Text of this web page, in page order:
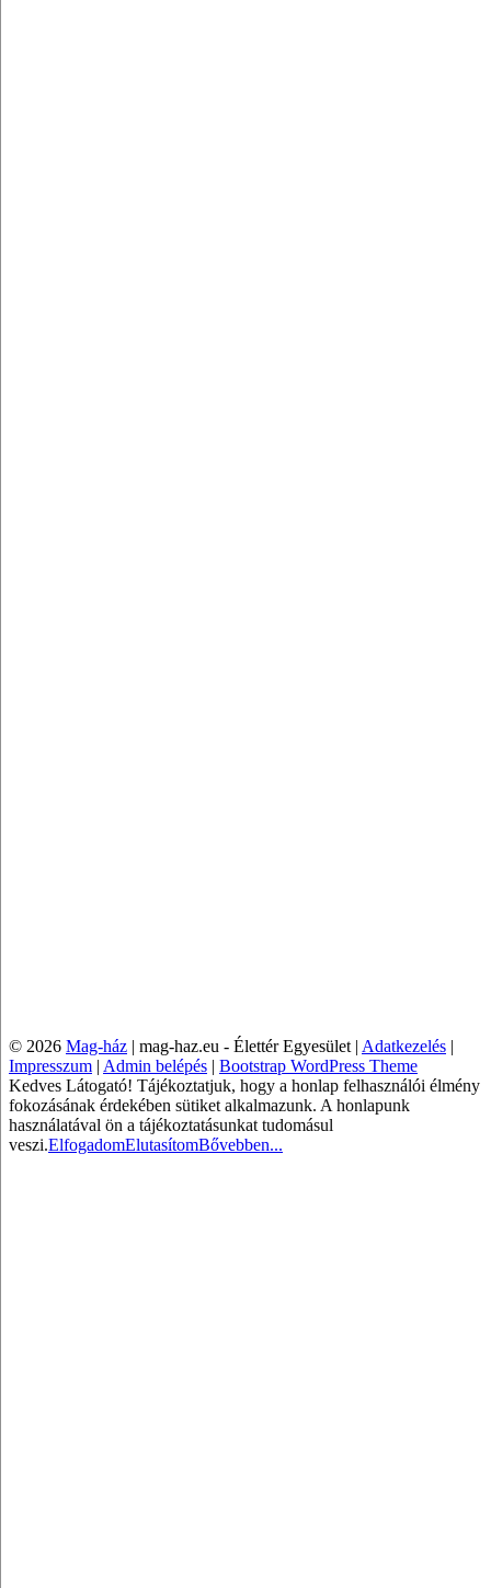
© 2026 Mag-ház | mag-haz.eu - Élettér Egyesület | Adatkezelés |
Impresszum | Admin belépés | Bootstrap WordPress Theme
Kedves Látogató! Tájékoztatjuk, hogy a honlap felhasználói élmény
fokozásának érdekében sütiket alkalmazunk. A honlapunk
használatával ön a tájékoztatásunkat tudomásul
veszi.ElfogadomElutasítomBővebben...